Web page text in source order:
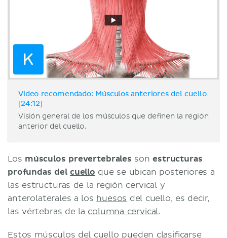
Video recomendado: Músculos anteriores del cuello
[24:12]
Visión general de los músculos que definen la región
anterior del cuello.
Los músculos prevertebrales sonestructuras
profundas del cuello que se ubican posteriores a
las estructuras de la región cervical y
anterolaterales a los huesos del cuello, es decir,
las vértebras de la columna cervical.
Estos músculos del cuello pueden clasificarse